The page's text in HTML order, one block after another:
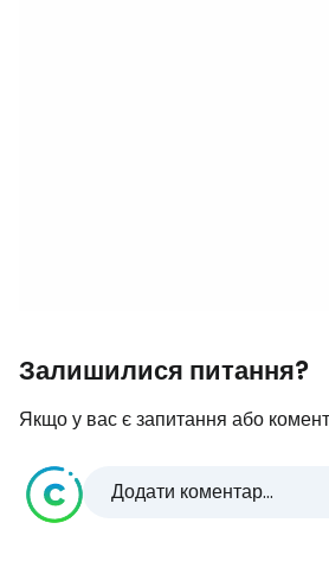
Залишилися питання?
Якщо у вас є запитання або
Додати коментар...